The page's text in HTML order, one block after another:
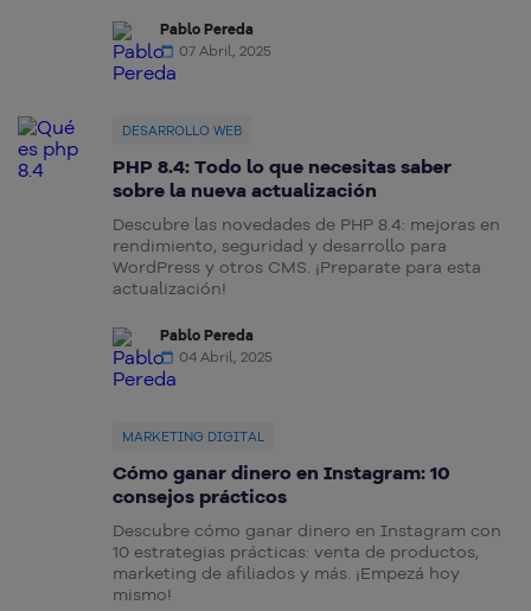
Pablo Pereda
07 Abril, 2025
DESARROLLO WEB
PHP 8.4: Todo lo que necesitas saber
sobre la nueva actualización
Descubre las novedades de PHP 8.4: mejoras en
rendimiento, seguridad y desarrollo para
WordPress y otros CMS. ¡Preparate para esta
actualización!
Pablo Pereda
04 Abril, 2025
MARKETING DIGITAL
Cómo ganar dinero en Instagram: 10
consejos prácticos
Descubre cómo ganar dinero en Instagram con
10 estrategias prácticas: venta de productos,
marketing de afiliados y más. ¡Empezá hoy
mismo!